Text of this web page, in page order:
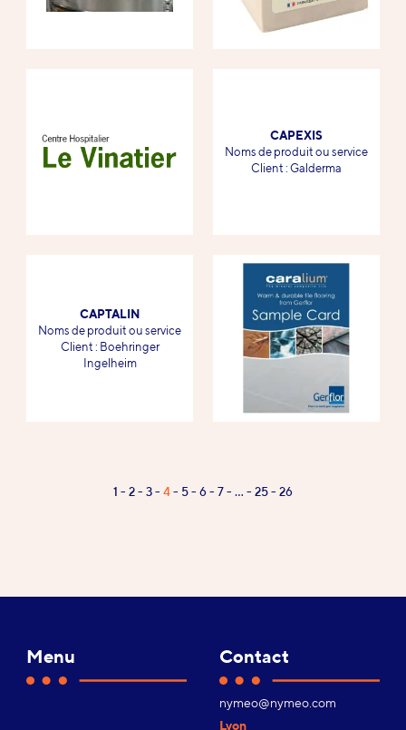
CAPEXIS
-Noms de produit ou service
-
Client : Galderma
CAPTALIN
-
Noms de produit ou service
-
Client : Boehringer
Ingelheim
Pagination1 2 3 4 5 6 7 … 25 26
Menu Contact
Adresse
e-
nymeo@nymeo.com
Lyon